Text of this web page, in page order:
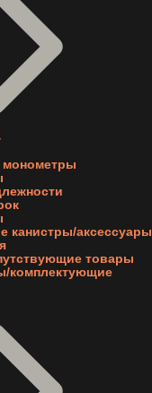
канистры/аксессуары
товары
комплектующие